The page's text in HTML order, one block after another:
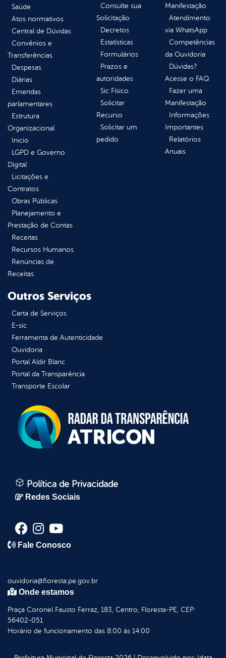
Saúde
Atos normativos
Central de Dúvidas
Convênios e
Transferências
Despesas
Diárias
Emendas
parlamentares
Estrutura
Organizacional
Inicio
LGPD e Governo
Digital
Licitações e
Contratos
Obras Públicas
Planejamento e
Prestação de Contas
Receitas
Recursos Humanos
Renúncias de
Receitas
Consulte sua
Solicitação
Decretos
Estatísticas
Formulários
Prazos e
autoridades
Sic Físico
Solicitar
Recurso
Solicitar um
pedido
Manifestação
Atendimento
via WhatsApp
Competências
da Ouvidoria
Dúvidas?
Acesse o FAQ
Fazer uma
Manifestação
Informações
Importantes
Relatórios
Anuais
Outros Serviços
Carta de Serviços
E-sic
Ferramenta de Autenticidade
Ouvidoria
Portal Aldir Blanc
Portal da Transparência
Transporte Escolar
Política de Privacidade
Redes Sociais
Fale Conosco
ouvidoria@floresta.pe.gov.br
Onde estamos
Praça Coronel Fausto Ferraz, 183, Centro, Floresta-PE, CEP:
56402-051
Horário de funcionamento das 8:00 às 14:00